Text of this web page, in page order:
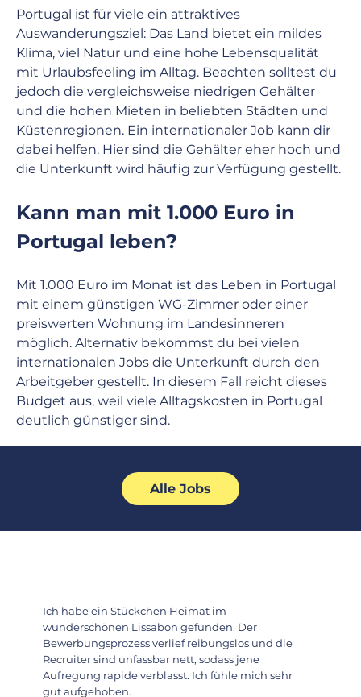
Ich habe ein Stückchen Heimat im
wunderschönen Lissabon gefunden. Der
Bewerbungsprozess verlief reibungslos und die
Recruiter sind unfassbar nett, sodass jene
Aufregung rapide verblasst. Ich fühle mich sehr
gut aufgehoben.
Alle Jobs
Portugal ist für viele ein attraktives
Auswanderungsziel: Das Land bietet ein mildes
Klima, viel Natur und eine hohe Lebensqualität
mit Urlaubsfeeling im Alltag. Beachten solltest du
jedoch die vergleichsweise niedrigen Gehälter
und die hohen Mieten in beliebten Städten und
Küstenregionen. Ein internationaler Job kann dir
dabei helfen. Hier sind die Gehälter eher hoch und
die Unterkunft wird häufig zur Verfügung gestellt.
Kann man mit 1.000 Euro in
Portugal leben?
Mit 1.000 Euro im Monat ist das Leben in Portugal
mit einem günstigen WG-Zimmer oder einer
preiswerten Wohnung im Landesinneren
möglich. Alternativ bekommst du bei vielen
internationalen Jobs die Unterkunft durch den
Arbeitgeber gestellt. In diesem Fall reicht dieses
Budget aus, weil viele Alltagskosten in Portugal
deutlich günstiger sind.